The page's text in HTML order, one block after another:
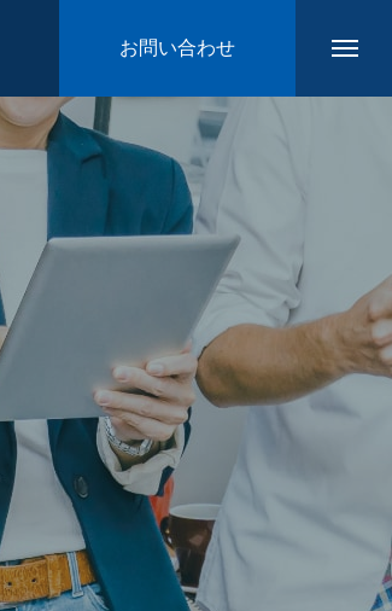
お問い合わせ